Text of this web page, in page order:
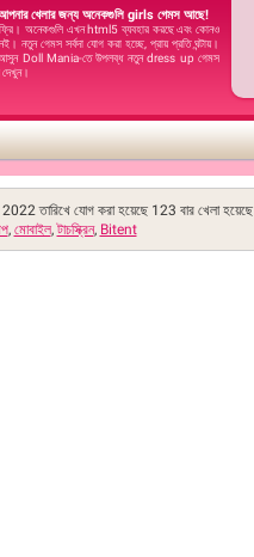
খেলার জন্য অনেকগুলি girls গেমস আছে!
অনেকগুলি এখন html5 ব্যবহার করছে এবং কোনও
নতুন গেমস সর্বদা যোগ করা হচ্ছে, প্রায় প্রতি ঘন্টায়।
আসুন Doll Mania-তে উপলব্ধ নতুন dress up গেমস
তারিখে যোগ করা হয়েছে 123 বার খেলা হয়েছে
, মোবাইল,টাচস্ক্রিন, Bitent